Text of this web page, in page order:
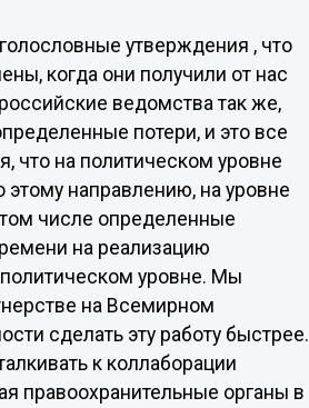
утверждения , что
когда они получили от нас
ведомства так же,
потери, и это все
что на политическом уровне
направлению, на уровне
числе определенные
на реализацию
политическом уровне. Мы
на Всемирном
сделать эту работу быстрее.
к коллаборации
правоохранительные органы в